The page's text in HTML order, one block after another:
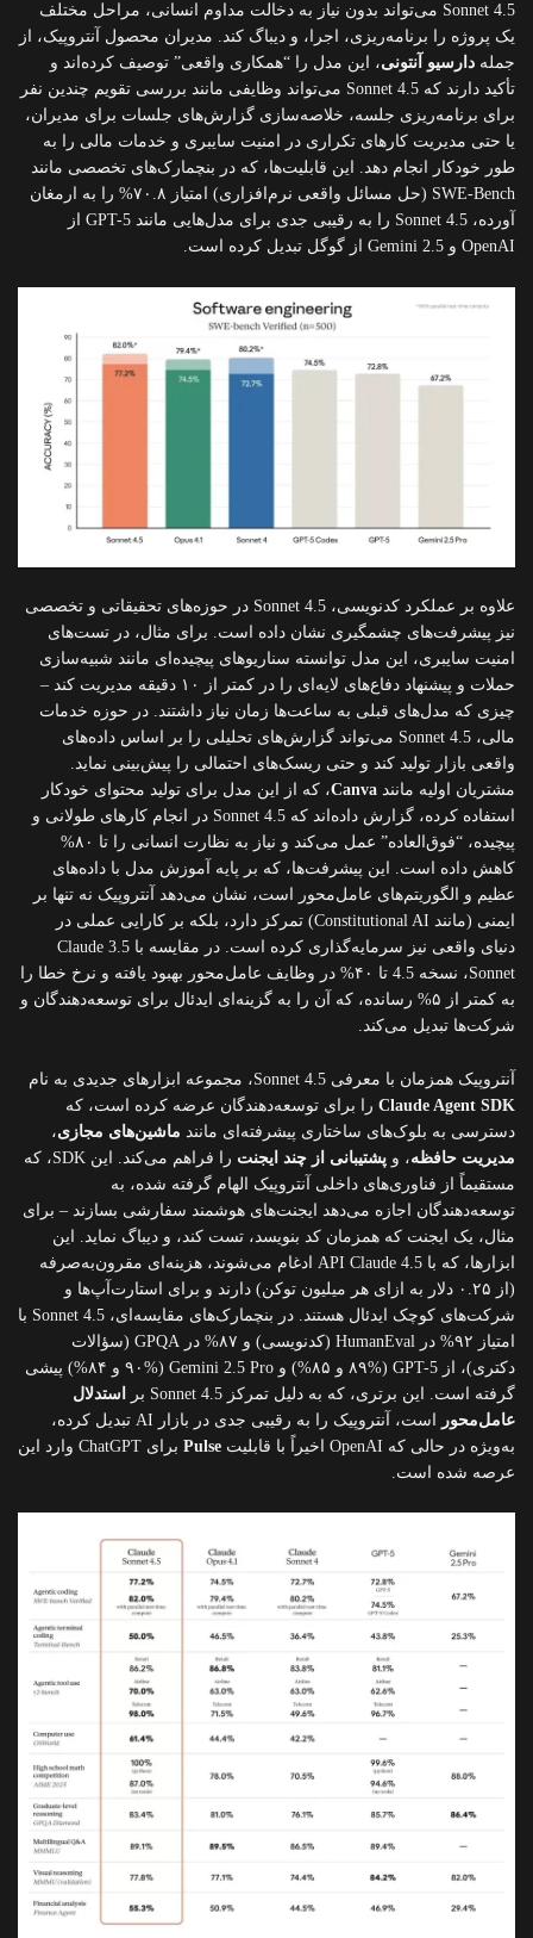
Sonnet 4.5 می‌تواند بدون نیاز به دخالت مداوم انسانی، مراحل مختلف
یک پروژه را برنامه‌ریزی، اجرا، و دیباگ کند. مدیران محصول آنتروپیک، از
جمله دارسیو آنتونی، این مدل را “همکاری واقعی” توصیف کرده‌اند و
تأکید دارند که Sonnet 4.5 می‌تواند وظایفی مانند بررسی تقویم چندین نفر
برای برنامه‌ریزی جلسه، خلاصه‌سازی گزارش‌های جلسات برای مدیران،
یا حتی مدیریت کارهای تکراری در امنیت سایبری و خدمات مالی را به
طور خودکار انجام دهد. این قابلیت‌ها، که در بنچمارک‌های تخصصی مانند
SWE-Bench (حل مسائل واقعی نرم‌افزاری) امتیاز ۷۰.۸% را به ارمغان
آورده، Sonnet 4.5 را به رقیبی جدی برای مدل‌هایی مانند GPT-5 از
OpenAI و Gemini 2.5 از گوگل تبدیل کرده است.
علاوه بر عملکرد کدنویسی، Sonnet 4.5 در حوزه‌های تحقیقاتی و تخصصی
نیز پیشرفت‌های چشمگیری نشان داده است. برای مثال، در تست‌های
امنیت سایبری، این مدل توانسته سناریوهای پیچیده‌ای مانند شبیه‌سازی
حملات و پیشنهاد دفاع‌های لایه‌ای را در کمتر از ۱۰ دقیقه مدیریت کند –
چیزی که مدل‌های قبلی به ساعت‌ها زمان نیاز داشتند. در حوزه خدمات
مالی، Sonnet 4.5 می‌تواند گزارش‌های تحلیلی را بر اساس داده‌های
واقعی بازار تولید کند و حتی ریسک‌های احتمالی را پیش‌بینی نماید.
مشتریان اولیه مانند Canva، که از این مدل برای تولید محتوای خودکار
استفاده کرده، گزارش داده‌اند که Sonnet 4.5 در انجام کارهای طولانی و
پیچیده، “فوق‌العاده” عمل می‌کند و نیاز به نظارت انسانی را تا ۸۰%
کاهش داده است. این پیشرفت‌ها، که بر پایه آموزش مدل با داده‌های
عظیم و الگوریتم‌های عامل‌محور است، نشان می‌دهد آنتروپیک نه تنها بر
ایمنی (مانند Constitutional AI) تمرکز دارد، بلکه بر کارایی عملی در
دنیای واقعی نیز سرمایه‌گذاری کرده است. در مقایسه با Claude 3.5
Sonnet، نسخه 4.5 تا ۴۰% در وظایف عامل‌محور بهبود یافته و نرخ خطا را
به کمتر از ۵% رسانده، که آن را به گزینه‌ای ایدئال برای توسعه‌دهندگان و
شرکت‌ها تبدیل می‌کند.
آنتروپیک همزمان با معرفی Sonnet 4.5، مجموعه ابزارهای جدیدی به نام
Claude Agent SDK را برای توسعه‌دهندگان عرضه کرده است، که
دسترسی به بلوک‌های ساختاری پیشرفته‌ای مانند ماشین‌های مجازی،
مدیریت حافظه، و پشتیبانی از چند ایجنت
را فراهم می‌کند. این SDK، که
مستقیماً از فناوری‌های داخلی آنتروپیک الهام گرفته شده، به
توسعه‌دهندگان اجازه می‌دهد ایجنت‌های هوشمند سفارشی بسازند – برای
مثال، یک ایجنت که همزمان کد بنویسد، تست کند، و دیباگ نماید. این
ابزارها، که با API Claude 4.5 ادغام می‌شوند، هزینه‌ای مقرون‌به‌صرفه
(از ۰.۲۵ دلار به ازای هر میلیون توکن) دارند و برای استارت‌آپ‌ها و
شرکت‌های کوچک ایدئال هستند. در بنچمارک‌های مقایسه‌ای، Sonnet 4.5 با
امتیاز ۹۲% در HumanEval (کدنویسی) و ۸۷% در GPQA (سؤالات
دکتری)، از GPT-5 (۸۹% و ۸۵%) و Gemini 2.5 Pro (۹۰% و ۸۴%) پیشی
گرفته است. این برتری، که به دلیل تمرکز Sonnet 4.5 بر
استدلال
عامل‌محور
است، آنتروپیک را به رقیبی جدی در بازار AI تبدیل کرده،
به‌ویژه در حالی که OpenAI اخیراً با قابلیت
Pulse
برای ChatGPT وارد این
عرصه شده است.